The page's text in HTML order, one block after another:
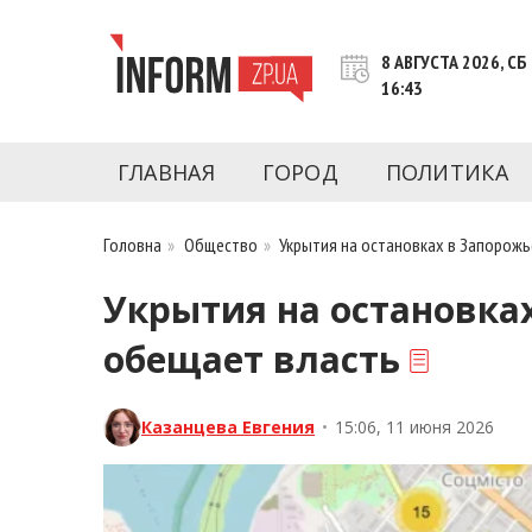
INFORM.ZP.UA – это информационный
последние новости Запорожья и
8 АВГУСТА 2026, СБ
16:43
ГЛАВНАЯ ГОРОД ПОЛИТИКА
Головна » Общество »Укрытия на остановках в
Укрытия на
обещает власть
Казанцева Евгения • 15:06, 11 июня 2026